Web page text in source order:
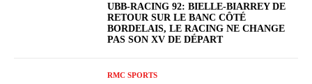
UBB-RACING 92: BIELLE-BIARREY DE
RETOUR SUR LE BANC CÔTÉ
BORDELAIS, LE RACING NE CHANGE
PAS SON XV DE DÉPART
RMC SPORTS